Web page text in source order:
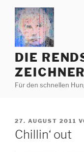
Zum
Inhalt
springen
DIE
Für den schnellen
VERÖFFENTLICHT
AM
27. AUGUST 2011
Chillin‘ out